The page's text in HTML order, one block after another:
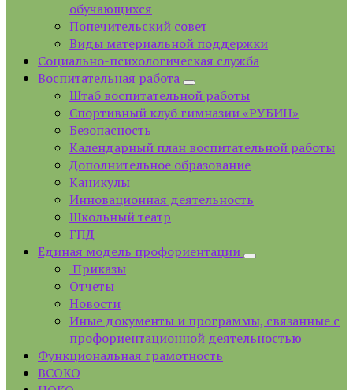
обучающихся
Попечительский совет
Виды материальной поддержки
Социально-психологическая служба
Воспитательная работа
Штаб воспитательной работы
Спортивный клуб гимназии «РУБИН»
Безопасность
Календарный план воспитательной работы
Дополнительное образование
Каникулы
Инновационная деятельность
Школьный театр
ГПД
Единая модель профориентации
Приказы
Отчеты
Новости
Иные документы и программы, связанные с
профориентационной деятельностью
Функциональная грамотность
ВСОКО